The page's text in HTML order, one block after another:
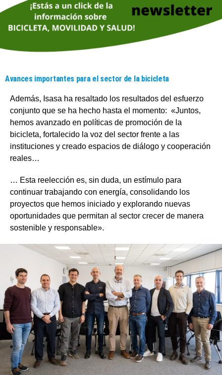
Avances importantes para el sector de la bicicleta
Además, Isasa ha resaltado los resultados del esfuerzo
conjunto que se ha hecho hasta el momento: «Juntos,
hemos avanzado en políticas de promoción de la
bicicleta, fortalecido la voz del sector frente a las
instituciones y creado espacios de diálogo y cooperación
reales…
… Esta reelección es, sin duda, un estímulo para
continuar trabajando con energía, consolidando los
proyectos que hemos iniciado y explorando nuevas
oportunidades que permitan al sector crecer de manera
sostenible y responsable».